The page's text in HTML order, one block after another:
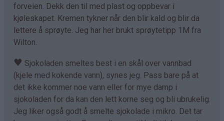
forveien. Dekk den til med plast og oppbevar i
kjøleskapet. Kremen tykner når den blir kald og blir da
lettere å sprøyte. Jeg har her brukt sprøytetipp 1M fra
Wilton.
♥ Sjokoladen smeltes best i en skål over vannbad
(kjele med kokende vann), synes jeg. Pass bare på at
det ikke kommer noe vann eller for mye damp i
sjokoladen for da kan den lett korne seg og bli ubrukelig.
Jeg liker også godt å smelte sjokolade i mikro. Det tar